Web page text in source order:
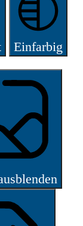
Einfarbig